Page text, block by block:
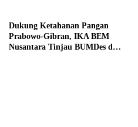
Dukung Ketahanan Pangan
Prabowo-Gibran, IKA BEM
Nusantara Tinjau BUMDes dan